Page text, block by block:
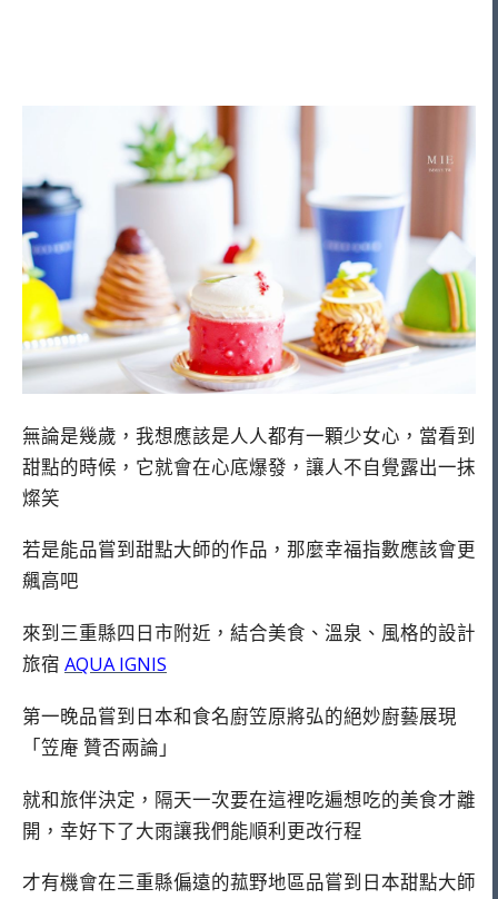
無論是幾歲，我想應該是人人都有一顆少女心，當看到
甜點的時候，它就會在心底爆發，讓人不自覺露出一抹
燦笑
若是能品嘗到甜點大師的作品，那麼幸福指數應該會更
飆高吧
來到三重縣四日市附近，結合美食、溫泉、風格的設計
旅宿 AQUA IGNIS
第一晚品嘗到日本和食名廚笠原將弘的絕妙廚藝展現
「笠庵 贊否兩論」
就和旅伴決定，隔天一次要在這裡吃遍想吃的美食才離
開，幸好下了大雨讓我們能順利更改行程
才有機會在三重縣偏遠的菰野地區品嘗到日本甜點大師